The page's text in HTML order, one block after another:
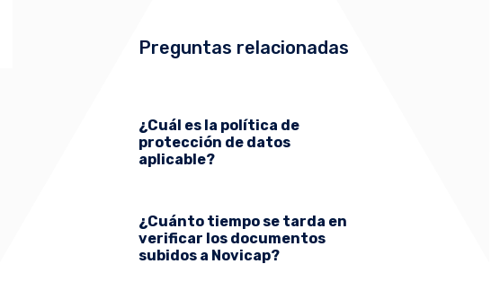
Preguntas relacionadas
¿Cuál es la política de
protección de datos
aplicable?
¿Cuánto tiempo se tarda en
verificar los documentos
subidos a Novicap?